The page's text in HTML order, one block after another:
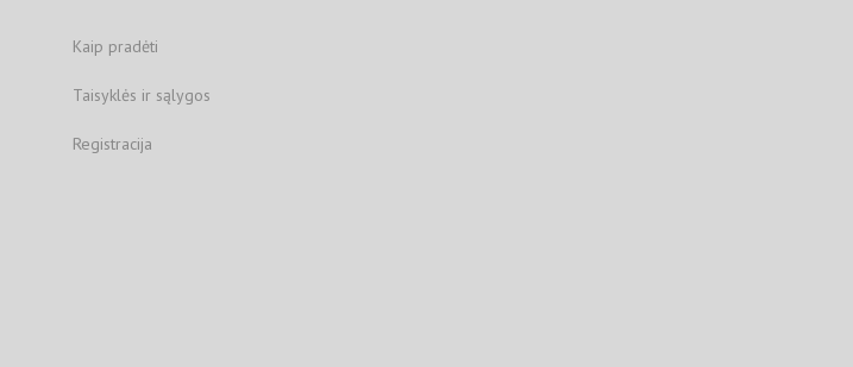
Kaip pradėti
Taisyklės ir sąlygos
Registracija